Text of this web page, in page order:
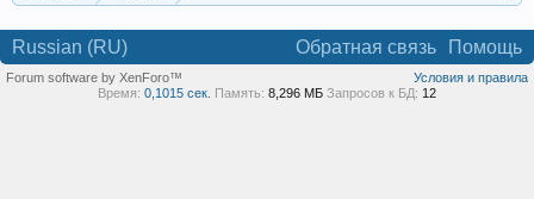
Russian (RU) Обратная связь Помощь
Условия и правила
Forum software by XenForo™
Время: 0,1015 сек. Память: 8,296 МБ Запросов к БД: 12